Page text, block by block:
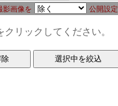
影画像を 公開設定
リックしてください。